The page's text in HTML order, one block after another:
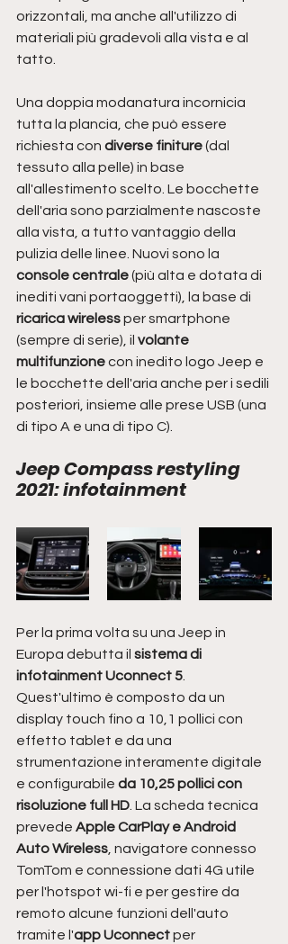
orizzontali, ma anche all'utilizzo di
materiali più gradevoli alla vista e al
tatto.
Una doppia modanatura incornicia
tutta la plancia, che può essere
richiesta con diverse finiture (dal
tessuto alla pelle) in base
all'allestimento scelto. Le bocchette
dell'aria sono parzialmente nascoste
alla vista, a tutto vantaggio della
pulizia delle linee. Nuovi sono la
console centrale (più alta e dotata di
inediti vani portaoggetti),
la base di
ricarica wireless per smartphone
(sempre di serie), il volante
multifunzione con inedito logo Jeep e
le bocchette dell'aria anche per i sedili
posteriori, insieme alle prese USB (una
di tipo A e una di tipo C).
Jeep Compass restyling
2021: infotainment
Per la prima volta su una Jeep in
Europa debutta il sistema di
infotainment Uconnect 5
Quest'ultimo è composto da un
display touch fino a 10,1 pollici con
effetto tablet e da una
strumentazione interamente digitale
e configurabile da 10,25 pollici con
risoluzione full HD . La scheda tecnica
prevede Apple CarPlay e Android
Auto Wireless , navigatore connesso
TomTom e connessione dati 4G utile
per l'hotspot wi-fi e per gestire da
remoto alcune funzioni dell'auto
tramite l'app Uconnect per